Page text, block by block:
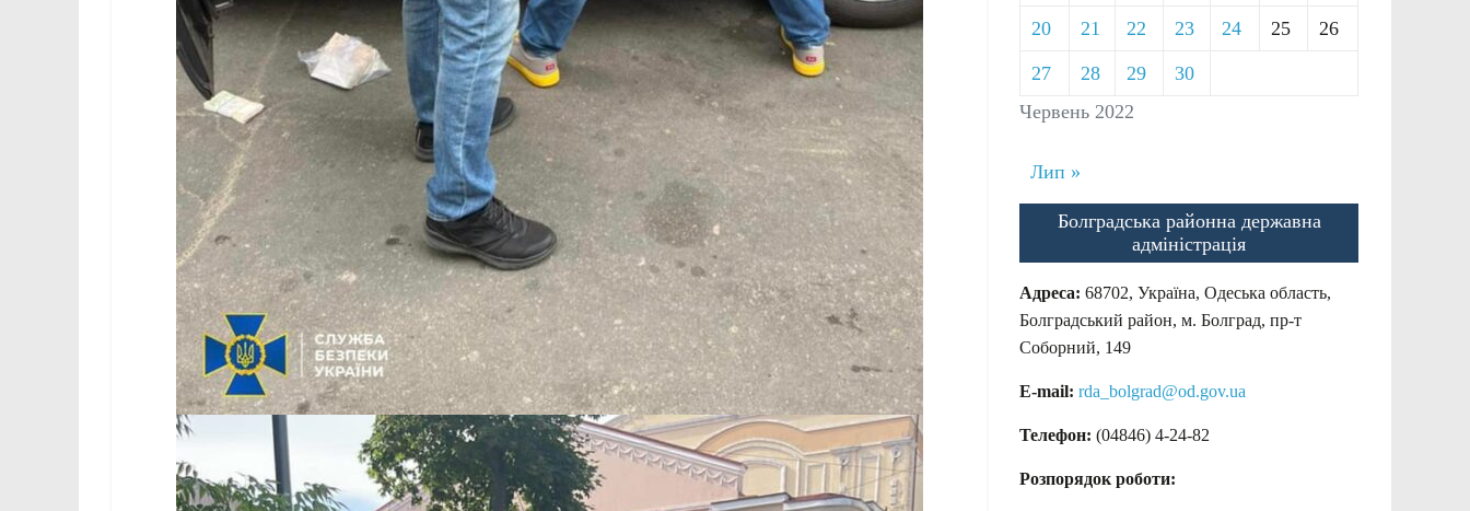
Червень 2022
20 21 22 23 24 25 26
27 28 29 30
Лип »
Болградська районна державна
адміністрація
Адреса: 68702, Україна, Одеська область,
Болградський район, м. Болград, пр-т
Соборний, 149
E-mail: rda_bolgrad@od.gov.ua
Телефон: (04846) 4-24-82
Розпорядок роботи: